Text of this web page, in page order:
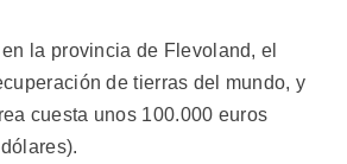
la provincia de Flevoland, el
de tierras del mundo, y
cuesta unos 100.000 euros